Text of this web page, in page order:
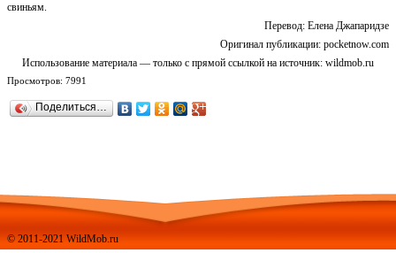
свиньям.
Перевод: Елена Джапаридзе
Оригинал публикации: pocketnow.com
Использование материала — только с прямой ссылкой на источник: wildmob.ru
Просмотров: 7991
Поделиться…
© 2011-2021 WildMob.ru